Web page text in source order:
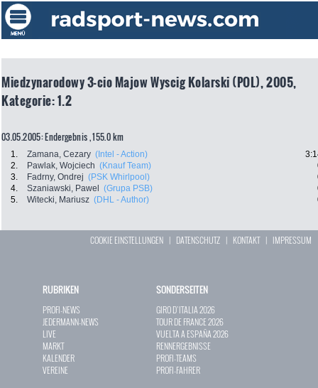
Miedzynarodowy 3-cio Majow Wyscig Kolarski (POL), 2005,
Kategorie: 1.2
03.05.2005: Endergebnis , 155.0 km
1. Zamana, Cezary (Intel - Action)
2.
Pawlak, Wojciech (Knauf Team)
3.
Fadrny, Ondrej (PSK Whirlpool)
4.
Szaniawski, Pawel (Grupa PSB)
5.
Witecki, Mariusz (DHL - Author)
COOKIE EINSTELLUNGEN | DATENSCHUTZ | KONTAKT| IMPRESSUM
RUBRIKEN
PROFI-NEWS
JEDERMANN-NEWS
LIVE
MARKT
KALENDER
VEREINE
SONDERSEITEN
GIRO D`ITALIA 2026
TOUR DE FRANCE 2026
VUELTA A ESPAÑA 2026
RENNERGEBNISSE
PROFI-TEAMS
PROFI-FAHRER